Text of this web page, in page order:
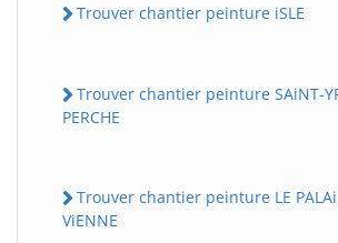
Trouver chantier peinture iSLE
Trouver chantier peinture SAiNT-
PERCHE
Trouver chantier peinture LE
ViENNE